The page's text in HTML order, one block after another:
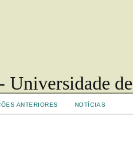
Universidade
ANTERIORES NOTÍCIAS